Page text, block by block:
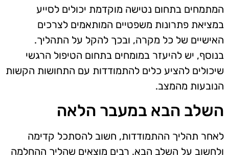
המתמחים בתחום נטישה מוקדמת יכולים לסייע
במציאת פתרונות משפטיים המותאמים לצרכים
האישיים של כל מקרה, ובכך להקל על התהליך.
בנוסף, יש להיעזר במומחים בתחום הטיפול הרגשי
שיכולים להציע כלים להתמודדות עם התחושות הקשות
הנובעות מהמצב.
השלב הבא במעבר הלאה
לאחר תהליך ההתמודדות, חשוב להסתכל קדימה
ולחשוב על השלב הבא. רבים מוצאים שהליך ההחלמה